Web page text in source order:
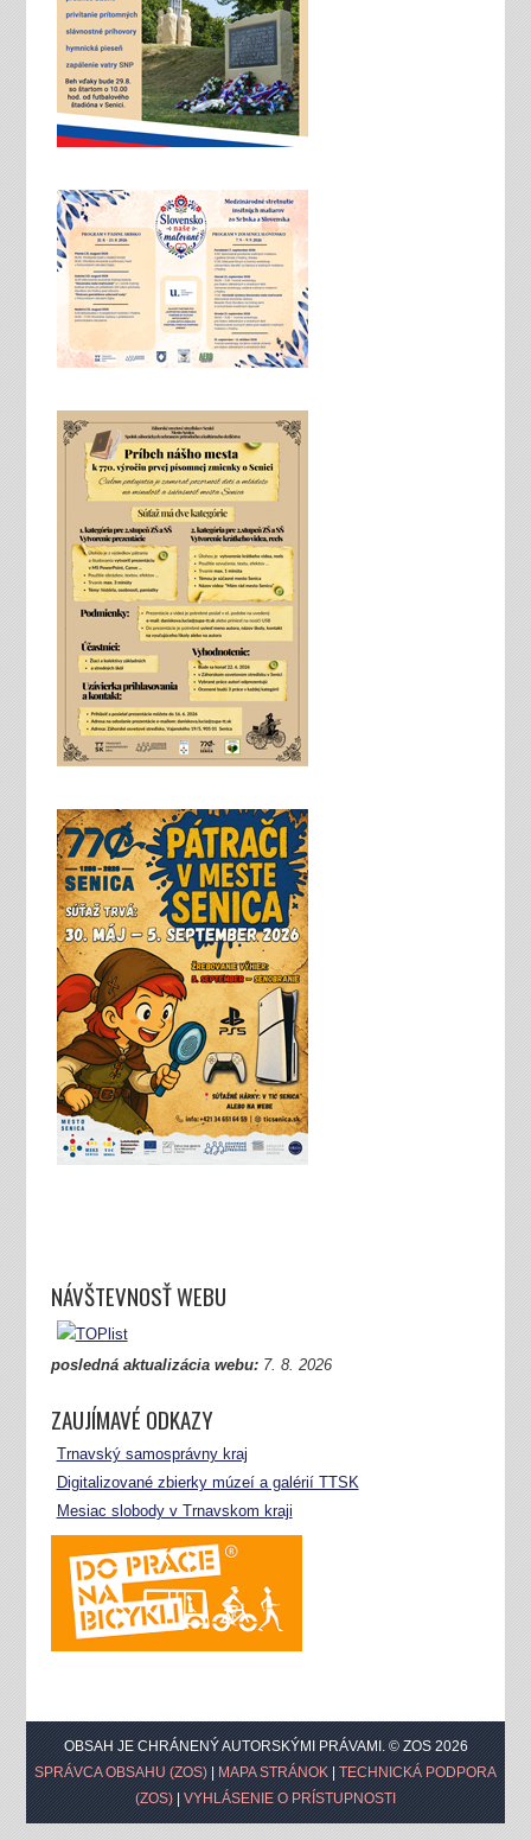
NÁVŠTEVNOSŤ WEBU
posledná aktualizácia webu:7. 8. 2026
ZAUJÍMAVÉ ODKAZY
Trnavský samosprávny kraj
Digitalizované zbierky múzeí a galérií TTSK
Mesiac slobody v Trnavskom kraji
OBSAH JE CHRÁNENÝ AUTORSKÝMI PRÁVAMI. © ZOS 2026
SPRÁVCA OBSAHU (ZOS)
MAPA STRÁNOK
TECHNICKÁ PODPORA
(ZOS)
VYHLÁSENIE O PRÍSTUPNOSTI